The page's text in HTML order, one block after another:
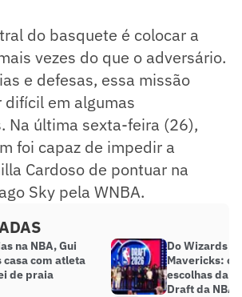
do basquete é colocar a
vezes do que o adversário.
e defesas, essa missão
em algumas
Na última sexta-feira (26),
foi capaz de impedir a
Cardoso de pontuar na
Sky pela WNBA.
na NBA, Gui
casa com atleta
de praia
Do Wizards ao
Mavericks:
escolhas da
Draft da NBA